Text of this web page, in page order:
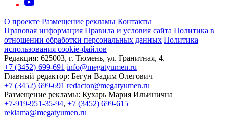
О проекте Размещение рекламы Контакты
Правовая информация Правила и условия сайта Политика в
отношении обработки персональных данных Политика
использования cookie-файлов
Редакция: 625003, г. Тюмень, ул. Гранитная, 4.
+7 (3452) 699-691 info@megatyumen.ru
Главный редактор: Бегун Вадим Олегович
+7 (3452) 699-691 redactor@megatyumen.ru
Размещение рекламы: Кухарь Мария Ильинична
+7-919-951-35-94, +7 (3452) 699-615
reklama@megatyumen.ru